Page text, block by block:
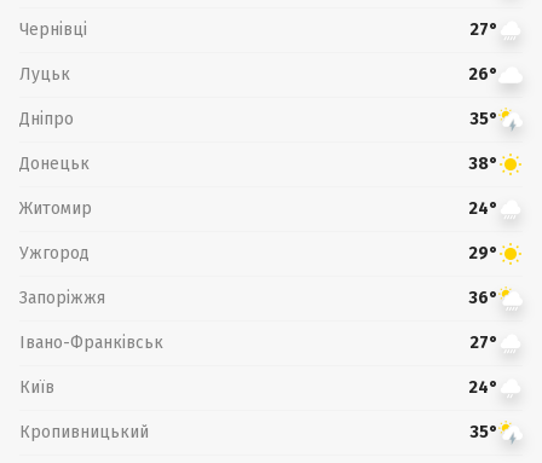
Чернівці 27°
Луцьк 26°
Дніпро 35°
Донецьк 38°
Житомир 24°
Ужгород 29°
Запоріжжя 36°
Івано-Франківськ 27°
Київ 24°
Кропивницький 35°